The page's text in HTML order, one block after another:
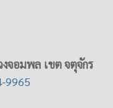
จอมพล เขต จตุจักร
9965